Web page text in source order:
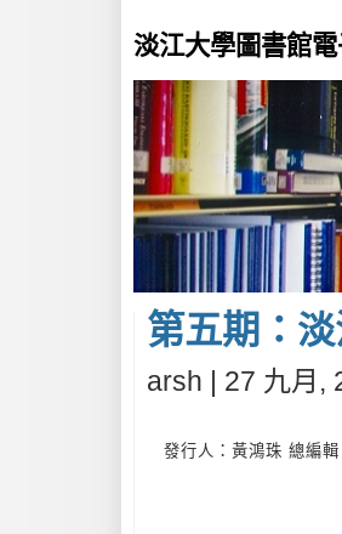
淡江大學圖書館
第五期：
arsh | 27 九月,
發行人：黃鴻珠 總編